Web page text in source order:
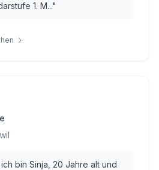
1. M..."
bin Sinja, 20 Jahre alt und